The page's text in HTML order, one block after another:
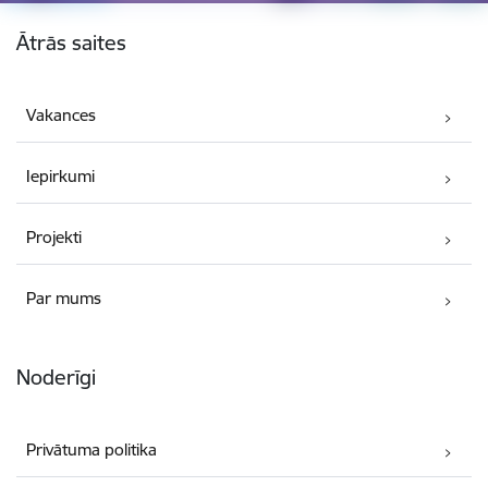
Kājene
Ātrās saites
Vakances
Iepirkumi
Projekti
Par mums
Noderīgi
Privātuma politika